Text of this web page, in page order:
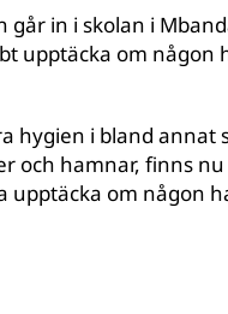
in i skolan i
upptäcka om någon
hygien i bland annat
och hamnar, finns
om någon